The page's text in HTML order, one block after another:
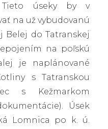
Tieto úseky by v
na už vybudovanú
Belej do Tatranskej
na poľskú
je naplánované
s Tatranskou
s Kežmarkom
Úsek
Lomnica po k. ú.